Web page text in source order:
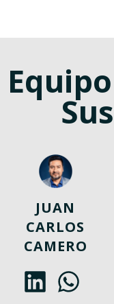
JUAN
CARLOS
CAMERO